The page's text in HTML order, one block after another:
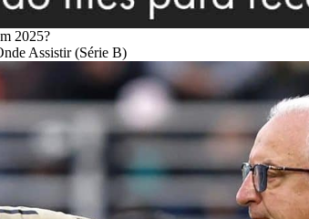
2025?
Assistir (Série B)